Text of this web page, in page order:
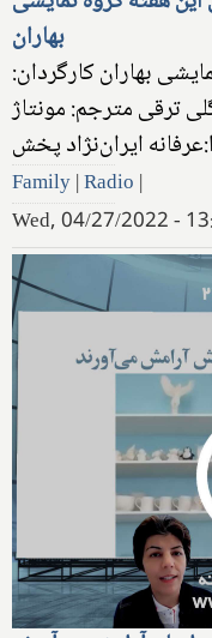
بهاران
نمایشی بهاران کارگردان:
ترقی مترجم: مونتاژ
Family|Radio |
Wed, 04/27/2022 -